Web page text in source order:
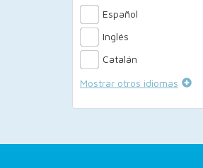
Español
Inglés
Catalán
Mostrar otros idiomas